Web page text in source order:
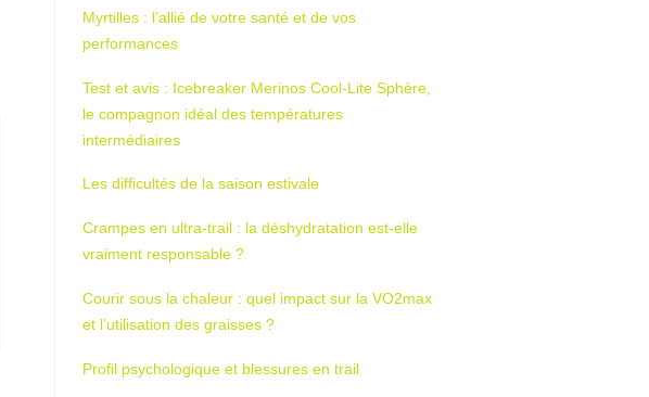
Myrtilles : l’allié de votre santé et de vos
performances
Test et avis : Icebreaker Merinos Cool-Lite Sphère,
le compagnon idéal des températures
intermédiaires
Les difficultés de la saison estivale
Crampes en ultra-trail : la déshydratation est-elle
vraiment responsable ?
Courir sous la chaleur : quel impact sur la VO2max
et l’utilisation des graisses ?
Profil psychologique et blessures en trail